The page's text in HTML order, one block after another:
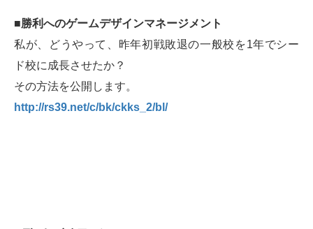
■勝利へのゲームデザインマネージメント
私が、どうやって、昨年初戦敗退の一般校を1年でシー
ド校に成長させたか？
その方法を公開します。
http://rs39.net/c/bk/ckks_2/bl/